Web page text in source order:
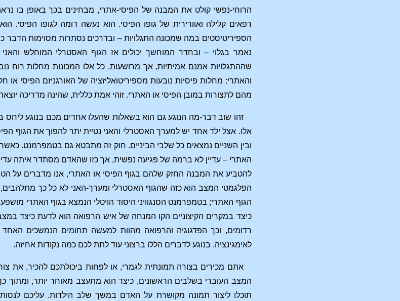
הרוחי-נפשי קולט את המבנה של הפיסי-אתרי, מבחינים בכך באופן בו
רפאים קלילה ואוורירית של גופו הפיסי. הוא נעשה דומה לגופו הפיסי.
הספיריטיסטים במה שמכונה התגלויות – ובדרכים נסתרות מסוימות
נאמר בגלוי – ובחדר המוחשך יכולים אז הגוף האסטרלי המוחלש
שההתגלויות אמנם אמיתיות, אך מרושעות. כל אלו המכונות מחלות רוח
והאתרי: מחלות פיסיות נובעות מספיריטואליזציה של האורגניזם הפיסי
מהם לתצורות במובן הפיסי או האתרי. זוהי אמת כללית, שהינה מדריכה
זהו שוב דבר-מה הנוגע גם הוא בשאלות שהעלו אחדים מכם בנוגע ליחס
אלו. אצל ילד אחד יש למערך האסטרלי והאני נטיית יתר להפוך את הגוף
ובין השניים נמצאים כל שלבי הביניים. חוק זה מתבטא גם בטמפרמנט.
האתרי – עדיין לא ברמה של פגיעה נפשית, אך כזו שהאדם מסתדר איתה
להטביע את המבנה החזק שלהם בגוף הפיסי או האתרי, אנו מדברים על
הפלגמטי המצב הוא כזה שהגוף האסטרלי ומערך-האני לא כל כך
הגוף האתרי; בטמפרמנט הסנגוויני היסוד הויטלי הנמצא בגוף האתרי
כיצד במקרים הקיצוניים הקו המנחה של איש הרפואה הוא לדעת כיצד
רדומים, וכך הפדגוגיה והרפואה מהוות למעשה תחומים הנמשכים
לאימגינציה. בנוגע לדברים הללו ברצוני עוד לתת לכם כמה נקודות אחיזה.
אתם מכירים בצורה תמונתית לגמרי, או לפחות ביכולתכם להכיר, את
המצב העוברי בשלבים הראשונים, כיצד הוא מתעצב מאוחר יותר,
תוכלו ליצור תמונה מקושרת על האדם במשך שלב הילדות. עליכם